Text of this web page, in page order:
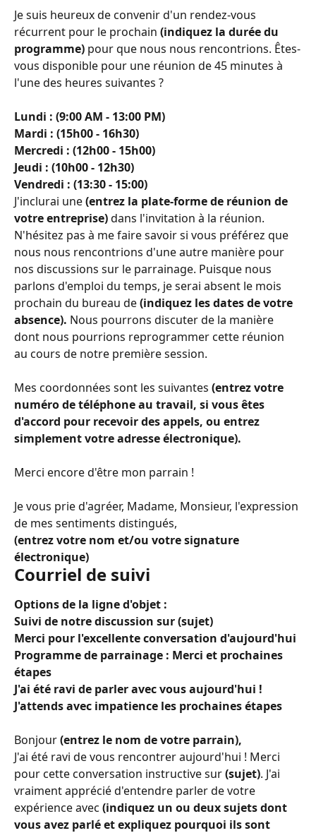
Je suis heureux de convenir d'un rendez-vous
récurrent pour le prochain (indiquez la durée du
programme) pour que nous nous rencontrions. Êtes-
vous disponible pour une réunion de 45 minutes à
l'une des heures suivantes ?
Lundi : (9:00 AM - 13:00 PM)
Mardi : (15h00 - 16h30)
Mercredi : (12h00 - 15h00)
Jeudi : (10h00 - 12h30)
Vendredi : (13:30 - 15:00)
J'inclurai une (entrez la plate-forme de réunion de
votre entreprise) dans l'invitation à la réunion.
N'hésitez pas à me faire savoir si vous préférez que
nous nous rencontrions d'une autre manière pour
nos discussions sur le parrainage. Puisque nous
parlons d'emploi du temps, je serai absent le mois
prochain du bureau de (indiquez les dates de votre
absence). Nous pourrons discuter de la manière
dont nous pourrions reprogrammer cette réunion
au cours de notre première session.
Mes coordonnées sont les suivantes (entrez votre
numéro de téléphone au travail, si vous êtes
d'accord pour recevoir des appels, ou entrez
simplement votre adresse électronique).
Merci encore d'être mon parrain !
Je vous prie d'agréer, Madame, Monsieur, l'expression
de mes sentiments distingués,
(entrez votre nom et/ou votre signature
électronique)
Courriel de suivi
Options de la ligne d'objet :
Suivi de notre discussion sur (sujet)
Merci pour l'excellente conversation d'aujourd'hui
Programme de parrainage : Merci et prochaines
étapes
J'ai été ravi de parler avec vous aujourd'hui !
J'attends avec impatience les prochaines étapes
Bonjour (entrez le nom de votre parrain),
J'ai été ravi de vous rencontrer aujourd'hui ! Merci
pour cette conversation instructive sur (sujet). J'ai
vraiment apprécié d'entendre parler de votre
expérience avec (indiquez un ou deux sujets dont
vous avez parlé et expliquez pourquoi ils sont